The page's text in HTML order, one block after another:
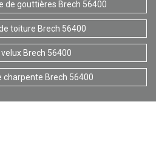
de gouttières Brech 56400
toiture Brech 56400
Brech 56400
charpente Brech 56400